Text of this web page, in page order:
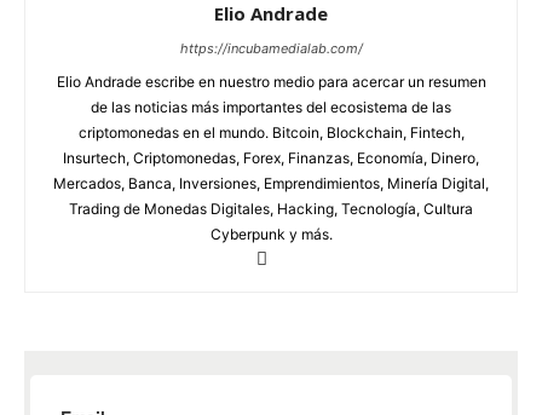
Elio Andrade
https://incubamedialab.com/
Elio Andrade escribe en nuestro medio para acercar un resumen
de las noticias más importantes del ecosistema de las
criptomonedas en el mundo. Bitcoin, Blockchain, Fintech,
Insurtech, Criptomonedas, Forex, Finanzas, Economía, Dinero,
Mercados, Banca, Inversiones, Emprendimientos, Minería Digital,
Trading de Monedas Digitales, Hacking, Tecnología, Cultura
Cyberpunk y más.